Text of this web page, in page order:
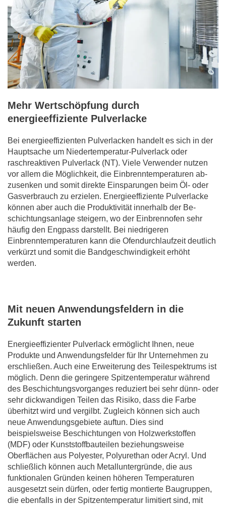
Mehr Wertschöpfung durch
energieeffiziente Pulverlacke
Bei energieeffizienten Pulverlacken handelt es sich in der
Hauptsache um Niedertemperatur-Pulver­lack oder
raschreaktiven Pulverlack (NT). Viele Verwender nutzen
vor allem die Möglichkeit, die Einbrenntemperaturen ab­
zusenken und somit direkte Einsparungen beim Öl- oder
Gas­verbrauch zu erzielen. Energie­effiziente Pulverlacke
können aber auch die Produktivität innerhalb der Be­
schichtungs­anlage steigern, wo der Einbrenn­ofen sehr
häufig den Engpass darstellt. Bei niedrigeren
Einbrenntemperaturen kann die Ofendurchlaufzeit deutlich
verkürzt und somit die Band­ge­schwindig­keit erhöht
werden.
Mit neuen Anwendungsfeldern in die
Zukunft starten
Energieeffizienter Pulverlack ermöglicht Ihnen, neue
Produkte und Anwendungsfelder für Ihr Unter­nehmen zu
erschließen. Auch eine Erwei­terung des Teilespektrums ist
möglich. Denn die geringere Spitzen­temperatur während
des Beschichtungs­vorganges re­du­ziert bei sehr dünn- oder
sehr dick­wandi­gen Teilen das Risiko, dass die Farbe
überhitzt wird und vergilbt. Zugleich können sich auch
neue Anwendungsgebiete auftun. Dies sind
beispielsweise Beschichtungen von Holzwerk­stoffen
(MDF) oder Kunststoffbauteilen be­ziehungs­weise
Oberflächen aus Polyester, Polyurethan oder Acryl. Und
schließlich können auch Metalluntergründe, die aus
funktionalen Gründen keinen höheren Temperaturen
ausgesetzt sein dürfen, oder fertig montierte Baugruppen,
die ebenfalls in der Spitzentemperatur limitiert sind, mit